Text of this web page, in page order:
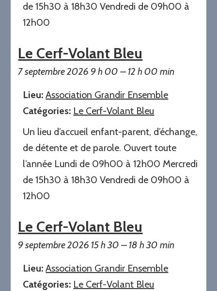
de 15h30 à 18h30 Vendredi de 09h00 à
12h00
Le Cerf-Volant Bleu
7 septembre 2026 9 h 00 –12 h 00 min
Lieu: Association Grandir Ensemble
Catégories: Le Cerf-Volant Bleu
Un lieu d’accueil enfant-parent, d’échange,
de détente et de parole. Ouvert toute
l’année Lundi de 09h00 à 12h00 Mercredi
de 15h30 à 18h30 Vendredi de 09h00 à
12h00
Le Cerf-Volant Bleu
9 septembre 2026 15 h 30 –18 h 30 min
Lieu: Association Grandir Ensemble
Catégories: Le Cerf-Volant Bleu